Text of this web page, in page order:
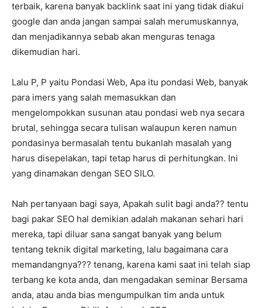
terbaik, karena banyak backlink saat ini yang tidak diakui
google dan anda jangan sampai salah merumuskannya,
dan menjadikannya sebab akan menguras tenaga
dikemudian hari.
Lalu P, P yaitu Pondasi Web, Apa itu pondasi Web, banyak
para imers yang salah memasukkan dan
mengelompokkan susunan atau pondasi web nya secara
brutal, sehingga secara tulisan walaupun keren namun
pondasinya bermasalah tentu bukanlah masalah yang
harus disepelakan, tapi tetap harus di perhitungkan. Ini
yang dinamakan dengan SEO SILO.
Nah pertanyaan bagi saya, Apakah sulit bagi anda?? tentu
bagi pakar SEO hal demikian adalah makanan sehari hari
mereka, tapi diluar sana sangat banyak yang belum
tentang teknik digital marketing, lalu bagaimana cara
memandangnya??? tenang, karena kami saat ini telah siap
terbang ke kota anda, dan mengadakan seminar Bersama
anda, atau anda bias mengumpulkan tim anda untuk